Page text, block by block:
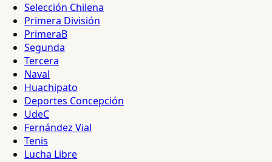
Selección Chilena
Primera División
PrimeraB
Segunda
Tercera
Naval
Huachipato
Deportes Concepción
UdeC
Fernández Vial
Tenis
Lucha Libre